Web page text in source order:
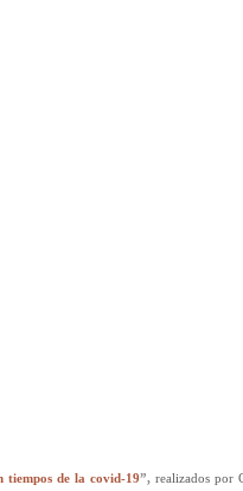
tiempos de la covid-19”, realizados por